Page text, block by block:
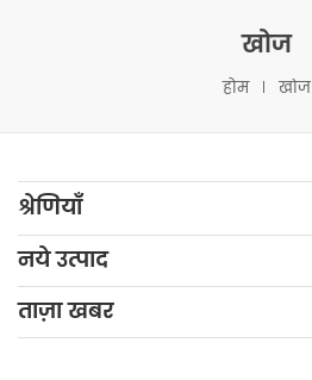
खोज
होम खोज
श्रेणियाँ
नये उत्पाद
ताज़ा खबर